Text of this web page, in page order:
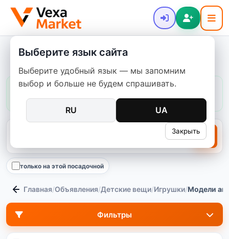
Выберите язык сайта
Выберите удобный язык — мы запомним
выбор и больше не будем спрашивать.
RU UA
Закрыть
Цены в этой категории:обычно100–1 600 ₴
медиана450 ₴1905предложений
только на этой посадочной
Главная/Объявления/Детские вещи/Игрушки/Модели
Фильтры